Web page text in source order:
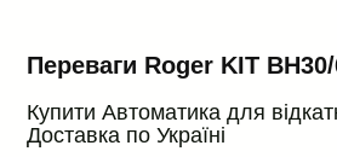
Переваги Roger KIT
Купити Автоматика для
Доставка по Україні